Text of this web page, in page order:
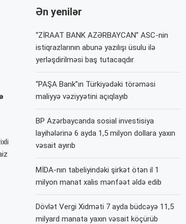
Ən yenilər
“ZİRAAT BANK AZƏRBAYCAN” ASC-nin
istiqrazlarının abunə yazılışı üsulu ilə
yerləşdirilməsi baş tutacaqdır
“PAŞA Bank”ın Türkiyədəki törəməsi
maliyyə vəziyyətini açıqlayıb
BP Azərbaycanda sosial investisiya
layihələrinə 6 ayda 1,5 milyon dollara yaxın
vəsait ayırıb
MİDA-nın tabeliyindəki şirkət ötən il 1
milyon manat xalis mənfəət əldə edib
Dövlət Vergi Xidməti 7 ayda büdcəyə 11,5
milyard manata yaxın vəsait köçürüb